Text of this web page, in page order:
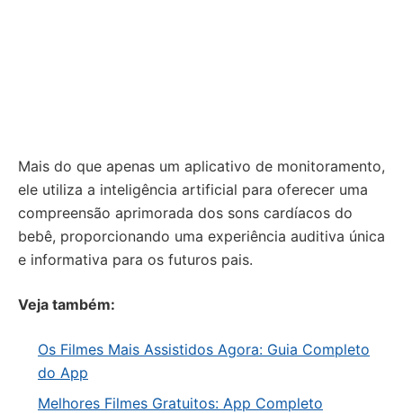
Mais do que apenas um aplicativo de monitoramento,
ele utiliza a inteligência artificial para oferecer uma
compreensão aprimorada dos sons cardíacos do
bebê, proporcionando uma experiência auditiva única
e informativa para os futuros pais.
Veja também:
Os Filmes Mais Assistidos Agora: Guia Completo
do App
Melhores Filmes Gratuitos: App Completo